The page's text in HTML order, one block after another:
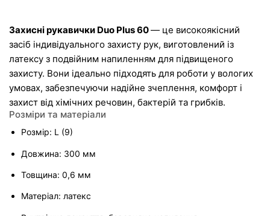
Захисні рукавички Duo Plus 60 — це високоякісний
засіб індивідуального захисту рук, виготовлений із
латексу з подвійним напиленням для підвищеного
захисту. Вони ідеально підходять для роботи у вологих
умовах, забезпечуючи надійне зчеплення, комфорт і
захист від хімічних речовин, бактерій та грибків.
Розміри та матеріали
Розмір: L (9)
Довжина: 300 мм
Товщина: 0,6 мм
Матеріал: латекс